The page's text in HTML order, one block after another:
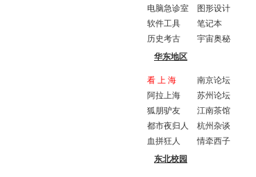
电脑急诊室
图形设计
软件工具
笔记本
历史考古
宇宙奥秘
华东地区
看 上 海
南京论坛
阿拉上海
苏州论坛
狐朋驴友
江南茶馆
都市夜归人
杭州杂谈
血拼狂人
情牵西子
东北校园